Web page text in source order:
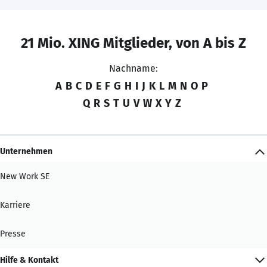
21 Mio. XING Mitglieder, von A bis Z
Nachname:
A B C D E F G H I J K L M N O P
Q R S T U V W X Y Z
Unternehmen
New Work SE
Karriere
Presse
Hilfe & Kontakt